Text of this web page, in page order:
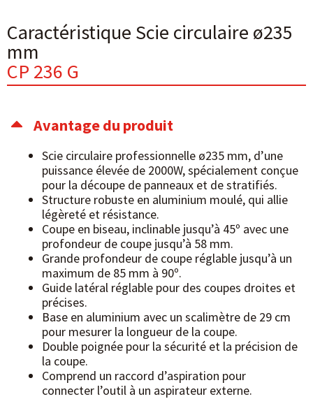
Caractéristique Scie circulaire ø235
mm
CP 236 G
Avantage du produit
Scie circulaire professionnelle ø235 mm, d’une
puissance élevée de 2000W, spécialement conçue
pour la découpe de panneaux et de stratifiés.
Structure robuste en aluminium moulé, qui allie
légèreté et résistance.
Coupe en biseau, inclinable jusqu’à 45º avec une
profondeur de coupe jusqu’à 58 mm.
Grande profondeur de coupe réglable jusqu’à un
maximum de 85 mm à 90º.
Guide latéral réglable pour des coupes droites et
précises.
Base en aluminium avec un scalimètre de 29 cm
pour mesurer la longueur de la coupe.
Double poignée pour la sécurité et la précision de
la coupe.
Comprend un raccord d’aspiration pour
connecter l’outil à un aspirateur externe.